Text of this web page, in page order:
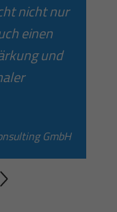
nicht nur
einen
und
GmbH